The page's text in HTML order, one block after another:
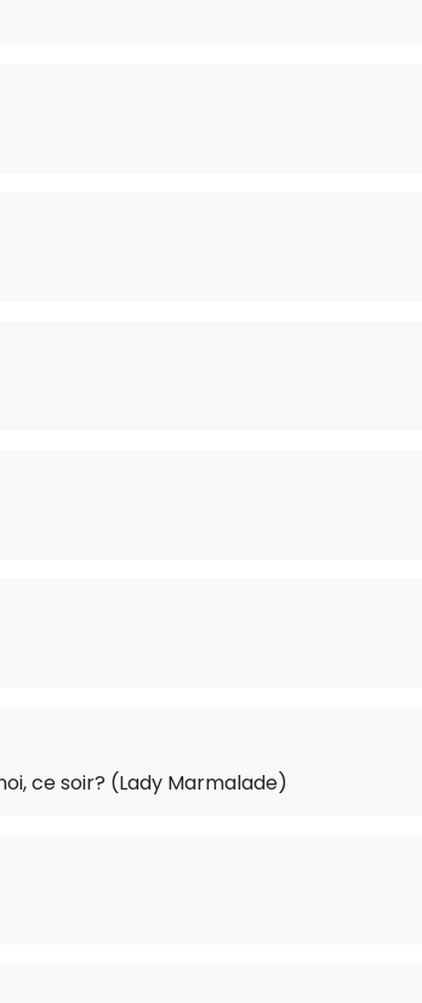
ce soir? (Lady Marmalade)